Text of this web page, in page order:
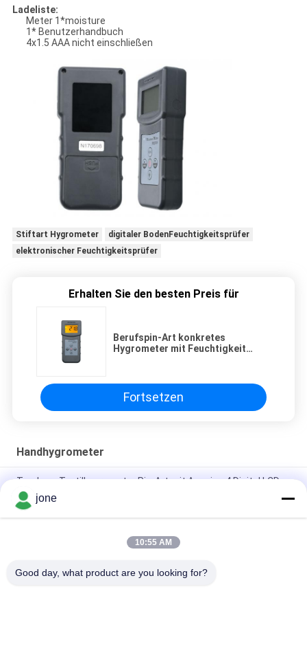
Ladeliste:
Meter 1*moisture
1* Benutzerhandbuch
4x1.5 AAA nicht einschließen
Stiftart Hygrometer
digitaler BodenFeuchtigkeitsprüfer
elektronischer Feuchtigkeitsprüfer
Erhalten Sie den besten Preis für
Berufspin-Art konkretes
Hygrometer mit Feuchtigkeit
Fortsetzen
Handhygrometer
Tragbare Textilhygrometer Pin-Art mit Anzeige 4 Digital LCD
Humanisiertes Metall des Form-Handhygrometer-0.5mm mit
Indikator der schwachen Batterie
Hohe Präzisions-Bauholz-Hygrometer für Möbel-Boden,
jone
10:55 AM
Good day, what product are you looking for?